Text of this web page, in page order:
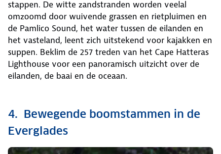
stappen. De witte zandstranden worden veelal
omzoomd door wuivende grassen en rietpluimen en
de Pamlico Sound, het water tussen de eilanden en
het vasteland, leent zich uitstekend voor kajakken en
suppen. Beklim de 257 treden van het Cape Hatteras
Lighthouse voor een panoramisch uitzicht over de
eilanden, de baai en de oceaan.
4. Bewegende boomstammen in de
Everglades